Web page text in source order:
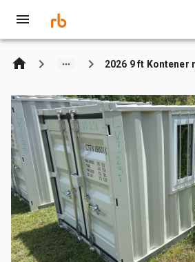
2026 9 ft Kontener